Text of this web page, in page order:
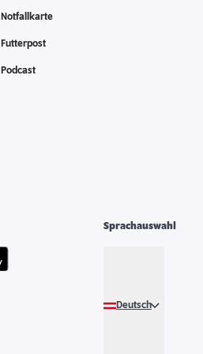
Notfallkarte
Futterpost
Podcast
Sprachauswahl
Deutsch